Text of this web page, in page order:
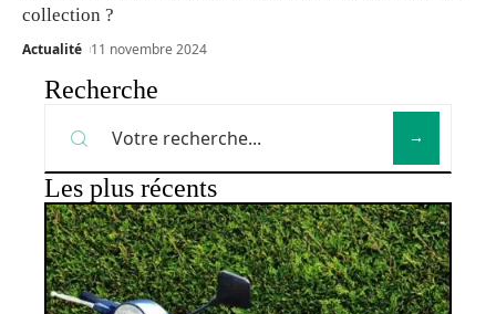
collection ?
Actualité 11 novembre 2024
Recherche
Les plus récents